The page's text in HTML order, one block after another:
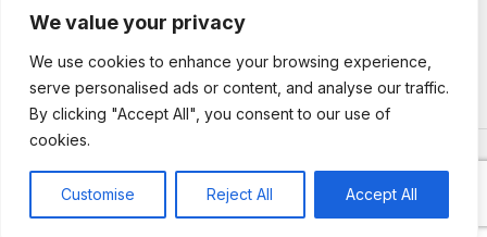
We value your privacy
We use cookies to enhance your browsing experience,
serve personalised ads or content, and analyse our traffic.
By clicking "Accept All", you consent to our use of
cookies.
Customise Reject All Accept All
Κατηγορίες Άρθρων
Ακολουθήστε μας
Copyright © 2025 DietTV. All Rights Reserved.
development by web-idea.gr